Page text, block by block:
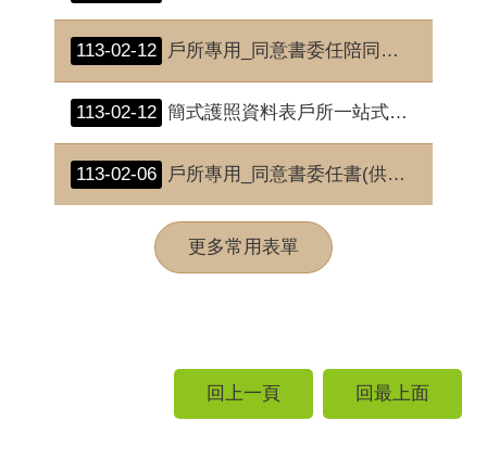
113-02-12 戶所專用_同意書委任陪同書(供戶所辦理首次申請護照人別確認獲一站式服務用)
113-02-12 簡式護照資料表戶所一站式及人別確認專用
113-02-06 戶所專用_同意書委任書(供戶所辦理首次申辦護照人別確認或一站式服務用)【申請人為受監護宣告者時填用】
更多常用表單
回上一頁 回最上面